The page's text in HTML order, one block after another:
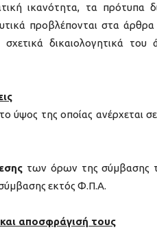
ικανότητα, τα πρότυπα
προβλέπονται στα
σχετικά δικαιολογητικά
το ύψος της οποίας ανέρχεται
των όρων της σύμβασης
εκτός Φ.Π.Α.
αποσφράγισή τους